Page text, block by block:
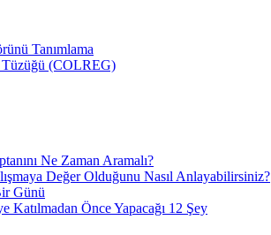
Tanımlama
Tüzüğü (COLREG)
Ne Zaman Aramalı?
Değer Olduğunu Nasıl Anlayabilirsiniz?
Günü
Katılmadan Önce Yapacağı 12 Şey